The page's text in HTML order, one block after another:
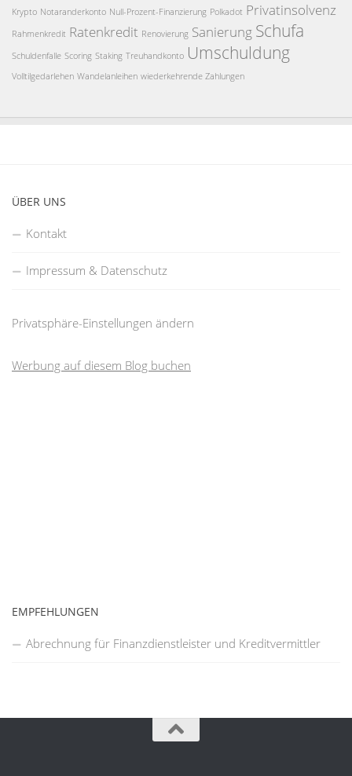
Krypto Notaranderkonto Null-Prozent-Finanzierung Polkadot Privatinsolvenz
Rahmenkredit Ratenkredit Renovierung Sanierung Schufa
Schuldenfalle Scoring Staking Treuhandkonto Umschuldung
Volltilgedarlehen Wandelanleihen wiederkehrende Zahlungen
ÜBER UNS
Kontakt
Impressum & Datenschutz
Privatsphäre-Einstellungen ändern
Werbung auf diesem Blog buchen
EMPFEHLUNGEN
Abrechnung für Finanzdienstleister und Kreditvermittler